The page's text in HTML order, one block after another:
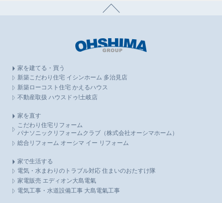
家を建てる・買う
新築こだわり住宅 イシンホーム 多治見店
新築ローコスト住宅 かえるハウス
不動産取扱 ハウスドゥ!土岐店
家を直す
こだわり住宅リフォーム
パナソニックリフォームクラブ（株式会社オーシマホーム）
総合リフォーム オーシマ イー リフォーム
家で生活する
電気・水まわりのトラブル対応 住まいのおたすけ隊
家電販売 エディオン大島電氣
電気工事・水道設備工事 大島電氣工事